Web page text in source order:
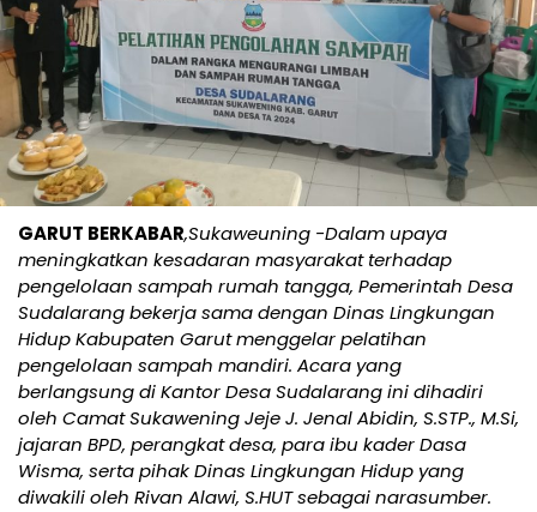
GARUT BERKABAR,Sukaweuning -Dalam upaya
meningkatkan kesadaran masyarakat terhadap
pengelolaan sampah rumah tangga, Pemerintah Desa
Sudalarang bekerja sama dengan Dinas Lingkungan
Hidup Kabupaten Garut menggelar pelatihan
pengelolaan sampah mandiri. Acara yang
berlangsung di Kantor Desa Sudalarang ini dihadiri
oleh Camat Sukawening Jeje J. Jenal Abidin, S.STP., M.Si,
jajaran BPD, perangkat desa, para ibu kader Dasa
Wisma, serta pihak Dinas Lingkungan Hidup yang
diwakili oleh Rivan Alawi, S.HUT sebagai narasumber.